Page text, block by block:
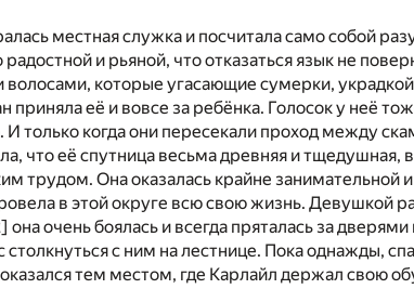
местная служка и посчитала само собой
и рьяной, что отказаться язык не
которые угасающие сумерки,
приняла её и вовсе за ребёнка. Голосок у неё
только когда они пересекали проход между
что её спутница весьма древняя и тщедушная,
трудом. Она оказалась крайне
в этой округе всю свою жизнь. Девушкой
она очень боялась и всегда пряталась за
с ним на лестнице. Пока однажды,
тем местом, где Карлайл держал свою